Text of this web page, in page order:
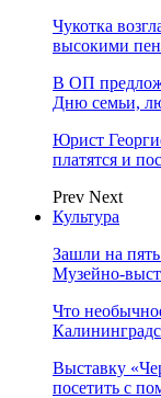
Чукотка
высокими
В ОП
Дню семьи,
Юрист
платятся и
Prev Next
Культура
Зашли на
Музейно-
Что
Выставку
посетить с